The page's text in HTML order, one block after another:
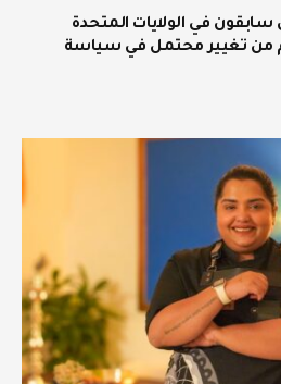
في الولايات المتحدة
من تغيير محتمل في سياسة